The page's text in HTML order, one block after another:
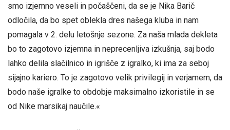
smo izjemno veseli in počaščeni, da se je Nika Barič
odločila, da bo spet oblekla dres našega kluba in nam
pomagala v 2. delu letošnje sezone. Za naša mlada dekleta
bo to zagotovo izjemna in neprecenljiva izkušnja, saj bodo
lahko delila slačilnico in igrišče z igralko, ki ima za seboj
sijajno kariero. To je zagotovo velik privilegij in verjamem, da
bodo naše igralke to obdobje maksimalno izkoristile in se
od Nike marsikaj naučile.«